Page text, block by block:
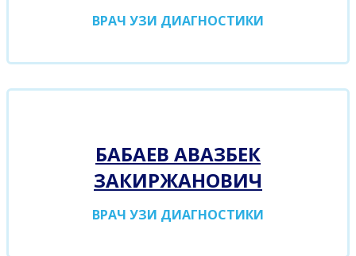
ВРАЧ УЗИ ДИАГНОСТИКИ
БАБАЕВ АВАЗБЕК
ЗАКИРЖАНОВИЧ
ВРАЧ УЗИ ДИАГНОСТИКИ